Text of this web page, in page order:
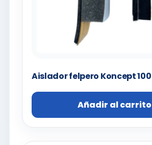
Aislador felpero Koncept 100
Añadir al carrito